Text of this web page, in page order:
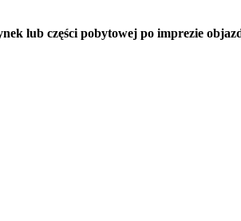
lub części pobytowej po imprezie